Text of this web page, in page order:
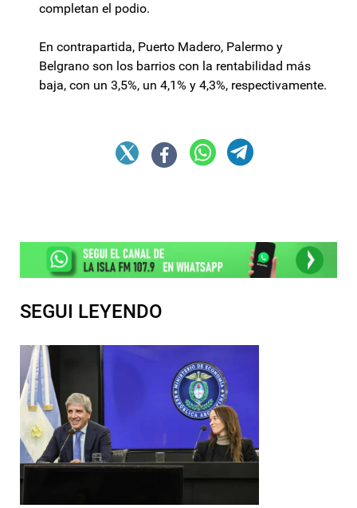
completan el podio.
En contrapartida, Puerto Madero, Palermo y
Belgrano son los barrios con la rentabilidad más
baja, con un 3,5%, un 4,1% y 4,3%, respectivamente.
SEGUI LEYENDO